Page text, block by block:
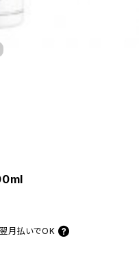
翌月払いでOK